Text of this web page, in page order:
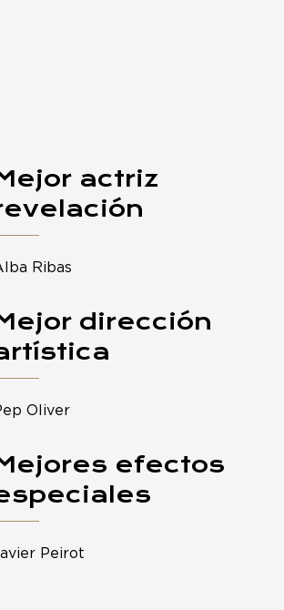
actriz
Ribas
dirección
Oliver
efectos
Peirot